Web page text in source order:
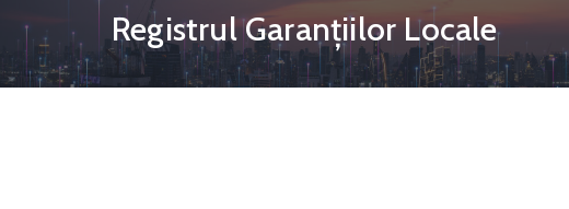
Registrul Garanțiilor Locale